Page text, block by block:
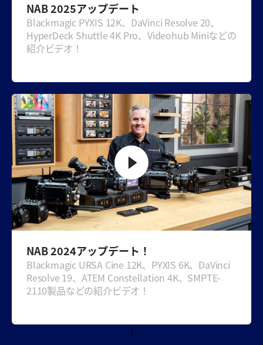
Portugal
Singapore
Spain
Sweden
Chinese Taipei
Turkey
Ukraine
United Kingdom
United States
NAB 2025アップデート
Blackmagic PYXIS 12K、DaVinci Resolve 20、
HyperDeck Shuttle 4K Pro、Videohub Miniなどの
紹介ビデオ！
NAB 2024アップデート！
Blackmagic URSA Cine 12K、PYXIS 6K、DaVinci
Resolve 19、ATEM Constellation 4K、SMPTE-
2110製品などの紹介ビデオ！
}